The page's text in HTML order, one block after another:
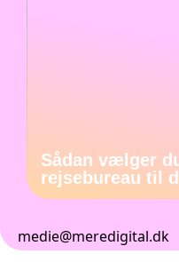
Sådan vælger
rejsebureau til
medie@meredigital.dk